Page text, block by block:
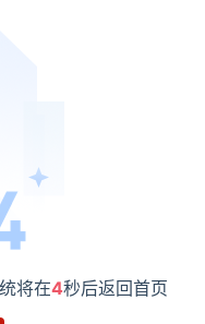
将在4秒后返回首页